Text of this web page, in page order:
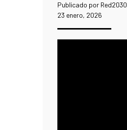
Publicado por Red2030
23 enero, 2026